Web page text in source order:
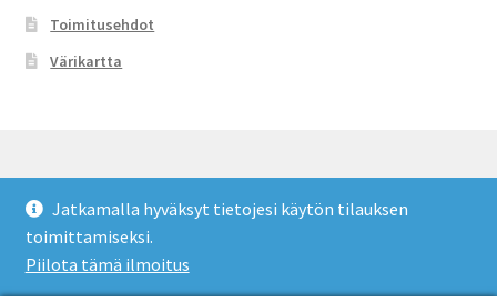
Jatkamalla hyväksyt tietojesi käytön tilauksen
toimittamiseksi.
Piilota tämä ilmoitus
Toimitusehdot
Värikartta
© Tarraton 2026
Toimitusehdot